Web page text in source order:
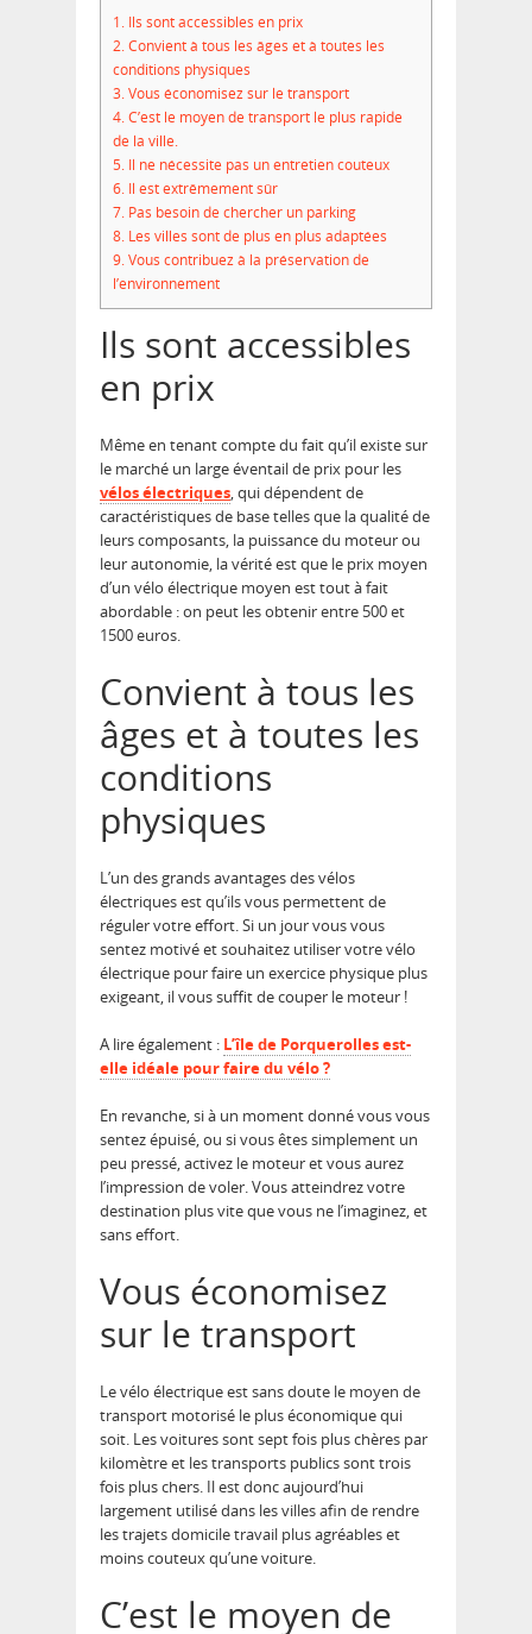
1. Ils sont accessibles en prix
2.Convient à tous les âges et à toutes les
conditions physiques
3.Vous économisez sur le transport
4.C’est le moyen de transport le plus rapide
de la ville.
5. Il ne nécessite pas un entretien couteux
6. Il est extrêmement sûr
7. Pas besoin de chercher un parking
8. Les villes sont de plus en plus adaptées
9.Vous contribuez à la préservation de
l’environnement
Ils sont accessibles
en prix
Même en tenant compte du fait qu’il existe sur
le marché un large éventail de prix pour les
vélos électriques, qui dépendent de
caractéristiques de base telles que la qualité de
leurs composants, la puissance du moteur ou
leur autonomie, la vérité est que le prix moyen
d’un vélo électrique moyen est tout à fait
abordable : on peut les obtenir entre 500 et
1500 euros.
Convient à tous les
âges et à toutes les
conditions
physiques
L’un des grands avantages des vélos
électriques est qu’ils vous permettent de
réguler votre effort. Si un jour vous vous
sentez motivé et souhaitez utiliser votre vélo
électrique pour faire un exercice physique plus
exigeant, il vous suffit de couper le moteur !
A lire également : L’île de Porquerolles est-
elle idéale pour faire du vélo ?
En revanche, si à un moment donné vous vous
sentez épuisé, ou si vous êtes simplement un
peu pressé, activez le moteur et vous aurez
l’impression de voler. Vous atteindrez votre
destination plus vite que vous ne l’imaginez, et
sans effort.
Vous économisez
sur le transport
Le vélo électrique est sans doute le moyen de
transport motorisé le plus économique qui
soit. Les voitures sont sept fois plus chères par
kilomètre et les transports publics sont trois
fois plus chers. Il est donc aujourd’hui
largement utilisé dans les villes afin de rendre
les trajets domicile travail plus agréables et
moins couteux qu’une voiture.
C’est le moyen de